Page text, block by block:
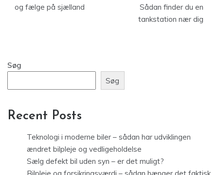
og fælge på sjælland
Sådan finder du en
tankstation nær dig
Søg
Søg
Recent Posts
Teknologi i moderne biler – sådan har udviklingen
ændret bilpleje og vedligeholdelse
Sælg defekt bil uden syn – er det muligt?